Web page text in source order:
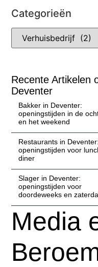
Categorieën
Recente Artikelen
Deventer
Bakker in Deventer:
openingstijden in de
en het weekend
Restaurants in Deventer:
openingstijden voor
diner
Slager in Deventer:
openingstijden voor
doordeweeks en
Media